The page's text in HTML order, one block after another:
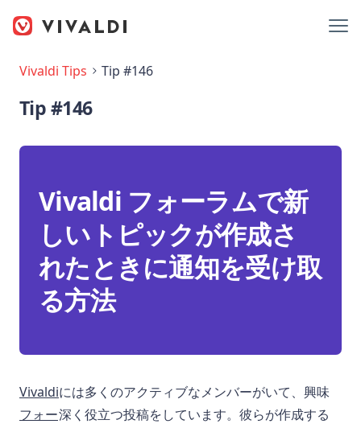
Vivaldi Tips Tip #146
Tip #146
Vivaldi フォーラムで新
しいトピックが作成さ
れたときに通知を受け取
る方法
Vivaldi
フォー
には多くのアクティブなメンバーがいて、興味
深く役立つ投稿をしています。彼らが作成する